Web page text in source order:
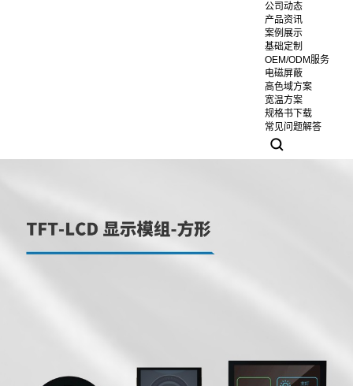
公司动态
产品资讯
案例展示
基础定制
OEM/ODM服务
电磁屏蔽
高色域方案
宽温方案
规格书下载
常见问题解答